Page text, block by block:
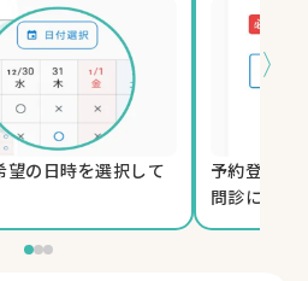
望の日時を選択して
予約登録時
問診に回答
〉